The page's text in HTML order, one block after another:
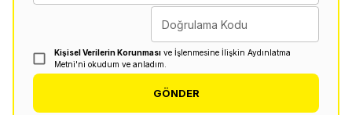
Doğrulama Kodu
Kişisel Verilerin Korunması ve İşlenmesine İlişkin Aydınlatma
Metni'ni okudum ve anladım.
GÖNDER